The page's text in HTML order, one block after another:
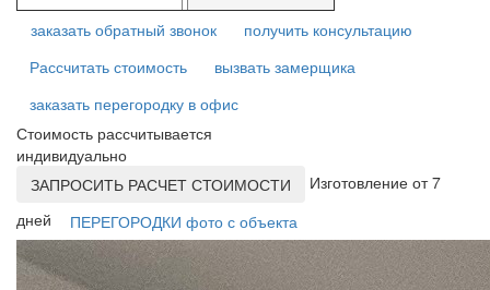
заказать обратный звонок
получить консультацию
Рассчитать стоимость
вызвать замерщика
заказать перегородку в офис
Стоимость рассчитывается
индивидуально
ЗАПРОСИТЬ РАСЧЕТ СТОИМОСТИ
Изготовление от 7
дней
ПЕРЕГОРОДКИ фото с объекта